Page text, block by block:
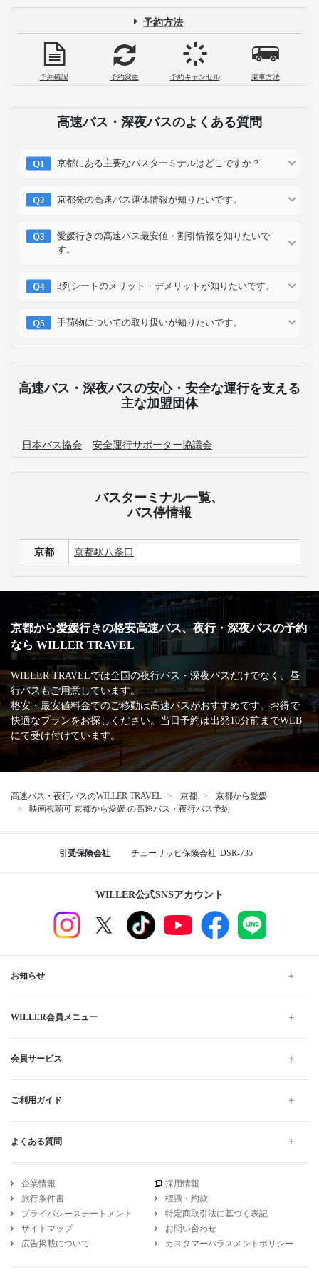
予約方法
予約確認 予約変更 予約キャンセル 乗車方法
高速バス・深夜バスのよくある質問
京都にある主要なバスターミナルはどこですか？
京都発の高速バス運休情報が知りたいです。
愛媛行きの高速バス最安値・割引情報を知りたいで
す。
3列シートのメリット・デメリットが知りたいです。
手荷物についての取り扱いが知りたいです。
高速バス・深夜バスの安心・安全な運行を支える
主な加盟団体
日本バス協会 安全運行サポーター協議会
バスターミナル一覧、
バス停情報
京都 京都駅八条口
京都から愛媛行きの格安高速バス、夜行・深夜バスの予約
なら WILLER TRAVEL
WILLER TRAVELでは全国の夜行バス・深夜バスだけでなく、昼
行バスもご用意しています。
格安・最安値料金でのご移動は高速バスがおすすめです。お得で
快適なプランをお探しください。当日予約は出発10分前までWEB
にて受け付けています。
高速バス・夜行バスのWILLER TRAVEL 京都
京都から愛媛
映画視聴可 京都から愛媛 の高速バス・夜行バス予約
引受保険会社 チューリッヒ保険会社 DSR-735
WILLER公式SNSアカウント
お知らせ
WILLER会員メニュー
会員サービス
ご利用ガイド
よくある質問
企業情報
採用情報
旅行条件書
標識・約款
プライバシーステートメント
特定商取引法に基づく表記
サイトマップ
お問い合わせ
広告掲載について
カスタマーハラスメントポリシー